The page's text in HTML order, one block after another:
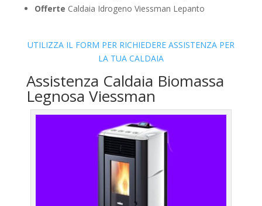
Offerte Caldaia Idrogeno Viessman Lepanto
UTILIZZA IL FORM PER RICHIEDERE ASSISTENZA PER
LA TUA CALDAIA
Assistenza Caldaia Biomassa
Legnosa Viessman